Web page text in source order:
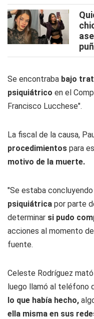
Se encontraba bajo
psiquiátrico en el
Francisco Lucchese".
La fiscal de la causa,
procedimientos para
motivo de la muerte.
"Se estaba concluyendo
psiquiátrica por parte
determinar si pudo
acciones al momento
fuente.
Celeste Rodríguez mató
luego llamó al teléfono
lo que había hecho,
ella misma en sus